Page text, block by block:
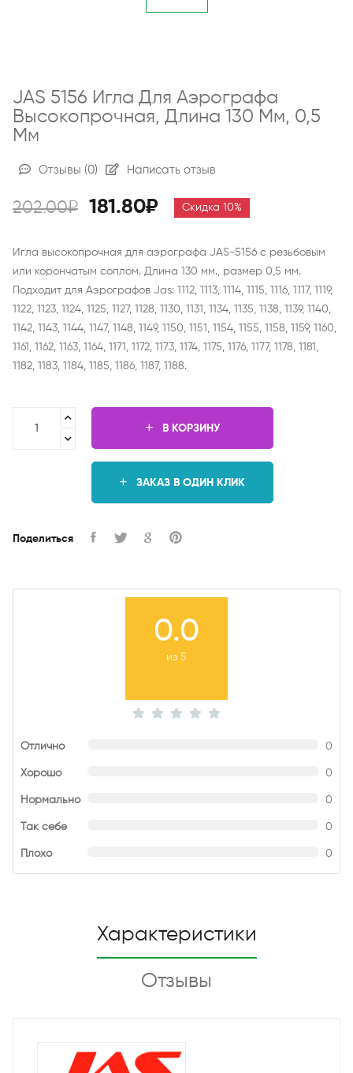
JAS 5156 Игла Для Аэрографа
Высокопрочная, Длина 130 Мм, 0,5
Мм
Отзывы (0) Написать отзыв
202.00₽ 181.80₽ Скидка 10%
Игла высокопрочная для аэрографа JAS-5156 c резьбовым
или корончатым соплом. Длина 130 мм., размер 0,5 мм.
Подходит для Аэрографов Jas: 1112, 1113, 1114, 1115, 1116, 1117, 1119,
1122, 1123, 1124, 1125, 1127, 1128, 1130, 1131, 1134, 1135, 1138, 1139, 1140,
1142, 1143, 1144, 1147, 1148, 1149, 1150, 1151, 1154, 1155, 1158, 1159, 1160,
1161, 1162, 1163, 1164, 1171, 1172, 1173, 1174, 1175, 1176, 1177, 1178, 1181,
1182, 1183, 1184, 1185, 1186, 1187, 1188.
В КОРЗИНУ
ЗАКАЗ В ОДИН КЛИК
Поделиться
0.0
из 5
Отлично 0
Хорошо 0
Нормально 0
Так себе 0
Плохо 0
Характеристики
Отзывы